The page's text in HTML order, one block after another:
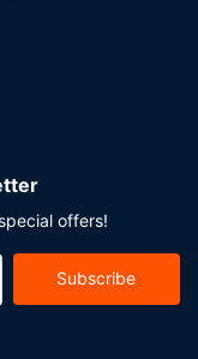
offers!
Subscribe